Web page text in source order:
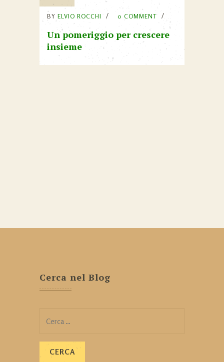
BY ELVIO ROCCHI 0 COMMENT
Un pomeriggio per crescere
insieme
Cerca nel Blog